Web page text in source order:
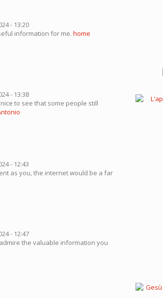
- 13:20
information for me. home
- 13:38
to see that some people still
- 12:43
as you, the internet would be a far
- 12:47
the valuable information you